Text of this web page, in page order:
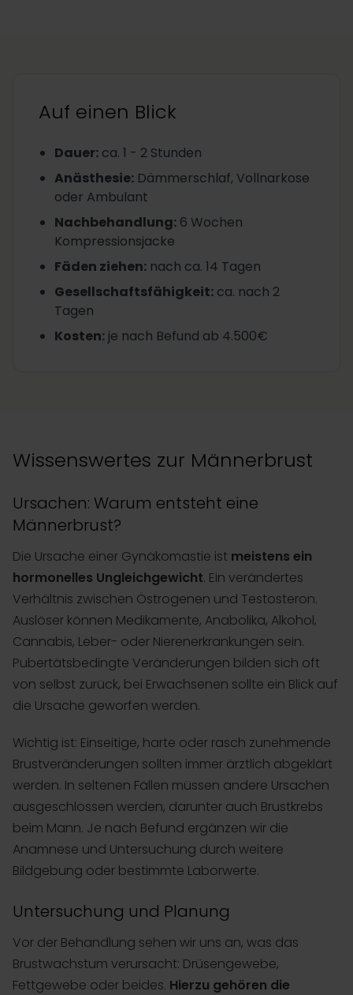
Auf einen Blick
Dauer: ca. 1 - 2 Stunden
Anästhesie: Dämmerschlaf, Vollnarkose
oder Ambulant
Nachbehandlung: 6 Wochen
Kompressionsjacke
Fäden ziehen: nach ca. 14 Tagen
Gesellschaftsfähigkeit: ca. nach 2
Tagen
Kosten: je nach Befund ab 4.500€
Wissenswertes zur Männerbrust
Ursachen: Warum entsteht eine
Männerbrust?
Die Ursache einer Gynäkomastie ist meistens ein
hormonelles Ungleichgewicht. Ein verändertes
Verhältnis zwischen Östrogenen und Testosteron.
Auslöser können Medikamente, Anabolika, Alkohol,
Cannabis, Leber- oder Nierenerkrankungen sein.
Pubertätsbedingte Veränderungen bilden sich oft
von selbst zurück, bei Erwachsenen sollte ein Blick auf
die Ursache geworfen werden.
Wichtig ist: Einseitige, harte oder rasch zunehmende
Brustveränderungen sollten immer ärztlich abgeklärt
werden. In seltenen Fällen müssen andere Ursachen
ausgeschlossen werden, darunter auch Brustkrebs
beim Mann. Je nach Befund ergänzen wir die
Anamnese und Untersuchung durch weitere
Bildgebung oder bestimmte Laborwerte.
Untersuchung und Planung
Vor der Behandlung sehen wir uns an, was das
Brustwachstum verursacht: Drüsengewebe,
Fettgewebe oder beides. Hierzu gehören die